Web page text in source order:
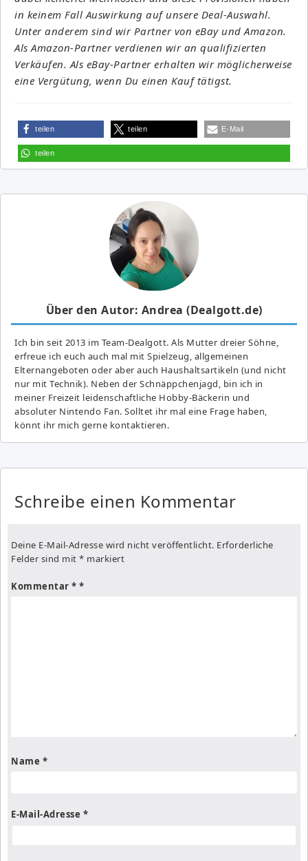
in keinem Fall Auswirkung auf unsere Deal-Auswahl.
Unter anderem sind wir Partner von eBay und Amazon.
Als Amazon-Partner verdienen wir an qualifizierten
Verkäufen. Als eBay-Partner erhalten wir möglicherweise
eine Vergütung, wenn Du einen Kauf tätigst.
teilen teilen E-Mail
teilen
Über den Autor: Andrea (Dealgott.de)
Ich bin seit 2013 im Team-Dealgott. Als Mutter dreier Söhne,
erfreue ich euch auch mal mit Spielzeug, allgemeinen
Elternangeboten oder aber auch Haushaltsartikeln (und nicht
nur mit Technik). Neben der Schnäppchenjagd, bin ich in
meiner Freizeit leidenschaftliche Hobby-Bäckerin und
absoluter Nintendo Fan. Solltet ihr mal eine Frage haben,
könnt ihr mich gerne kontaktieren.
Schreibe einen Kommentar
Deine E-Mail-Adresse wird nicht veröffentlicht. Erforderliche
Felder sind mit * markiert
Kommentar *
Name *
E-Mail-Adresse *